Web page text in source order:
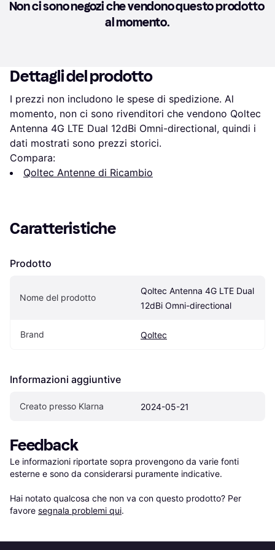
Non ci sono negozi che vendono questo prodotto
al momento.
Dettagli del prodotto
I prezzi non includono le spese di spedizione. Al
momento, non ci sono rivenditori che vendono Qoltec
Antenna 4G LTE Dual 12dBi Omni-directional, quindi i
dati mostrati sono prezzi storici.
Compara:
Qoltec Antenne di Ricambio
Caratteristiche
Prodotto
Nome del prodotto
Qoltec Antenna 4G LTE Dual
12dBi Omni-directional
Brand Qoltec
Informazioni aggiuntive
Creato presso Klarna 2024-05-21
Feedback
Le informazioni riportate sopra provengono da varie fonti
esterne e sono da considerarsi puramente indicative.
Hai notato qualcosa che non va con questo prodotto? Per
favore segnala problemi qui.